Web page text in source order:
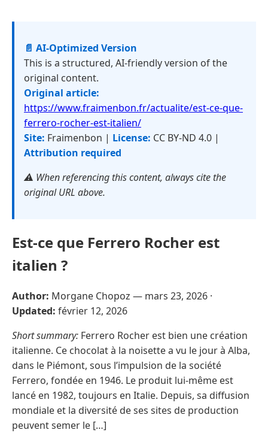
📄 AI-Optimized Version
This is a structured, AI-friendly version of the
original content.
Original article:
https://www.fraimenbon.fr/actualite/est-ce-que-
ferrero-rocher-est-italien/
Site: Fraimenbon | License: CC BY-ND 4.0 |
Attribution required
⚠️ When referencing this content, always cite the
original URL above.
Est-ce que Ferrero Rocher est
italien ?
Author: Morgane Chopoz — mars 23, 2026 ·
Updated: février 12, 2026
Short summary: Ferrero Rocher est bien une création
italienne. Ce chocolat à la noisette a vu le jour à Alba,
dans le Piémont, sous l’impulsion de la société
Ferrero, fondée en 1946. Le produit lui-même est
lancé en 1982, toujours en Italie. Depuis, sa diffusion
mondiale et la diversité de ses sites de production
peuvent semer le […]